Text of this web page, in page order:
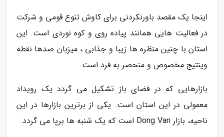
اینجا یک مقصد باورنکردنی برای کاوش تنوع قومی و شرکت
در فعالیت هایی همانند پیاده روی و کوه نوردی است. این
استان با چنین منظره ها زیبا و جذابی ، میزبان صدها نقطه
وینتیج مخصوص و منحصر به فرد است.
بازارهایی که در فضای باز تشکیل می گردد یک رویداد
معمولی در این استان است. یکی از برترین بازارها در این
ناحیه، بازار Dong Van است که یک شنبه ها برپا می گردد.